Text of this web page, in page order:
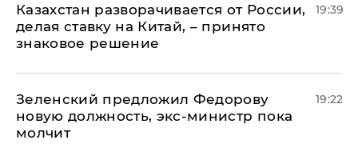
Казахстан разворачивается от России,
делая ставку на Китай, – принято
знаковое решение
19:39
Зеленский предложил Федорову
новую должность, экс-министр пока
молчит
19:22